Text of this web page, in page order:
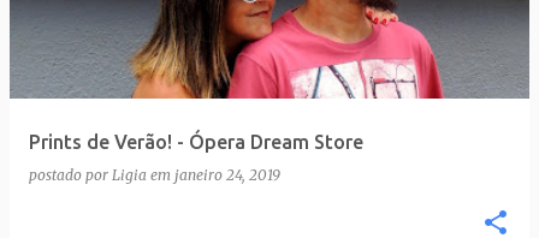
t
g
Prints de Verão! - Ópera Dream Store
postado por Ligia em janeiro 24, 2019